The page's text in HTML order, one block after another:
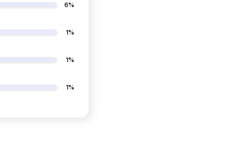
6%
1%
1%
1%